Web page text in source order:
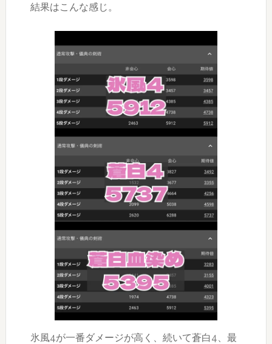
結果はこんな感じ。
氷風4が一番ダメージが高く、続いて蒼白4、最